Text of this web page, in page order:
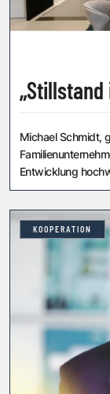
Michael Schmidt,
Entwicklung
KOOPERATION